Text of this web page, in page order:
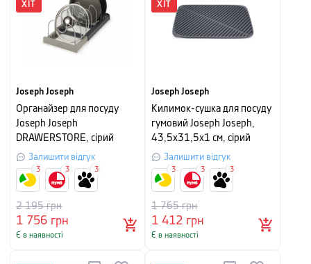
ХІТ
Joseph Joseph
Органайзер для посуду
Joseph Joseph
DRAWERSTORE, сірий
Залишити відгук
1 756 грн
2 195грн
Є в наявності
3 3 3
ХІТ
Joseph Joseph
Килимок-сушка для посуду
гумовий Joseph Joseph,
43,5х31,5х1 см, сірий
Залишити відгук
1 412 грн
1 765грн
Є в наявності
3 3 3